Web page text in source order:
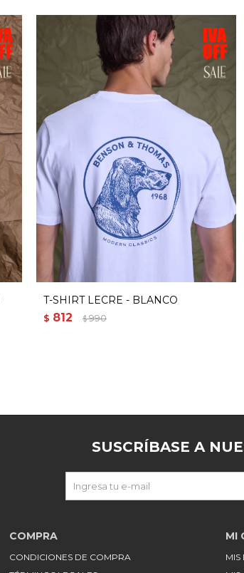
T-SHIRT LECRE - BLANCO
$ 812 $ 990
COMPRA
CONDICIONES DE COMPRA
MI
MIS
SUSCRÍBASE A